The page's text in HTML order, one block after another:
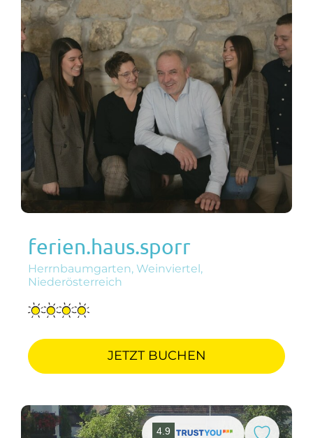
ferien.haus.sporr
Herrnbaumgarten, Weinviertel,
Niederösterreich
JETZT BUCHEN
4.9